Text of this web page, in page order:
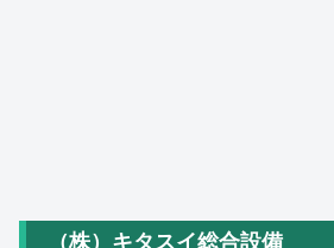
（株）キタスイ総合設備